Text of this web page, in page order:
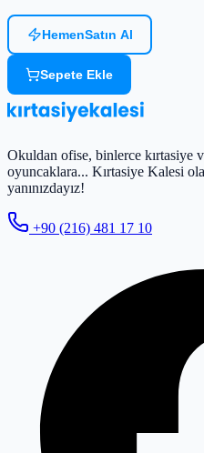
HemenSatın Al
Sepete Ekle
Okuldan ofise, binlerce kırtasiye
oyuncaklara... Kırtasiye Kalesi
yanınızdayız!
+90 (216) 481 17 10